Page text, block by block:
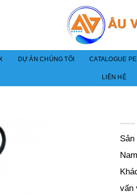
DỰ ÁN CHÚNG TÔI CATALOGUE
LIÊN HỆ
vấn